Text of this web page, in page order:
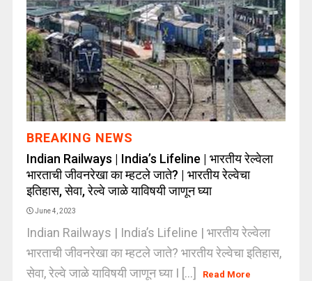
BREAKING NEWS
Indian Railways | India’s Lifeline | भारतीय रेल्वेला
भारताची जीवनरेखा का म्हटले जाते? | भारतीय रेल्वेचा
इतिहास, सेवा, रेल्वे जाळे याविषयी जाणून घ्या
June 4, 2023
Indian Railways | India’s Lifeline | भारतीय रेल्वेला
भारताची जीवनरेखा का म्हटले जाते? भारतीय रेल्वेचा इतिहास,
सेवा, रेल्वे जाळे याविषयी जाणून घ्या I [...]
Read More